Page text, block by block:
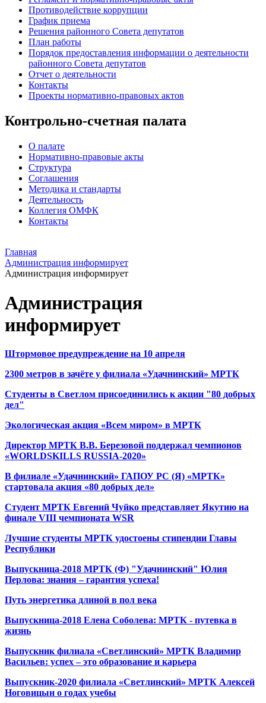
Противодействие коррупции
График приема
Решения районного Совета депутатов
План работы
Порядок предоставления информации о деятельности
районного Совета депутатов
Отчет о деятельности
Контакты
Проекты нормативно-правовых актов
Контрольно-счетная палата
О палате
Нормативно-правовые акты
Структура
Соглашения
Методика и стандарты
Деятельность
Коллегия ОМФК
Контакты
Главная
Администрация информирует
Администрация информирует
Администрация
информирует
Штормовое предупреждение на 10 апреля
2300 метров в зачёте у филиала «Удачнинский» МРТК
Студенты в Светлом присоединились к акции "80 добрых
дел"
Экологическая акция «Всем миром» в МРТК
Директор МРТК В.В. Березовой поддержал чемпионов
«WORLDSKILLS RUSSIA-2020»
В филиале «Удачнинский» ГАПОУ РС (Я) «МРТК»
стартовала акция «80 добрых дел»
Студент МРТК Евгений Чуйко представляет Якутию на
финале VIII чемпионата WSR
Лучшие студенты МРТК удостоены стипендии Главы
Республики
Выпускница-2018 МРТК (Ф) "Удачнинский" Юлия
Перлова: знания – гарантия успеха!
Путь энергетика длиной в пол века
Выпускница-2018 Елена Соболева: МРТК - путевка в
жизнь
Выпускник филиала «Светлинский» МРТК Владимир
Васильев: успех – это образование и карьера
Выпускник-2020 филиала «Светлинский» МРТК Алексей
Ноговицын о годах учебы